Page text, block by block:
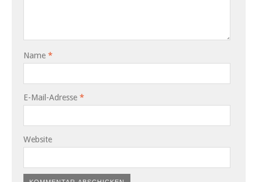
Name *
E-Mail-Adresse *
Website